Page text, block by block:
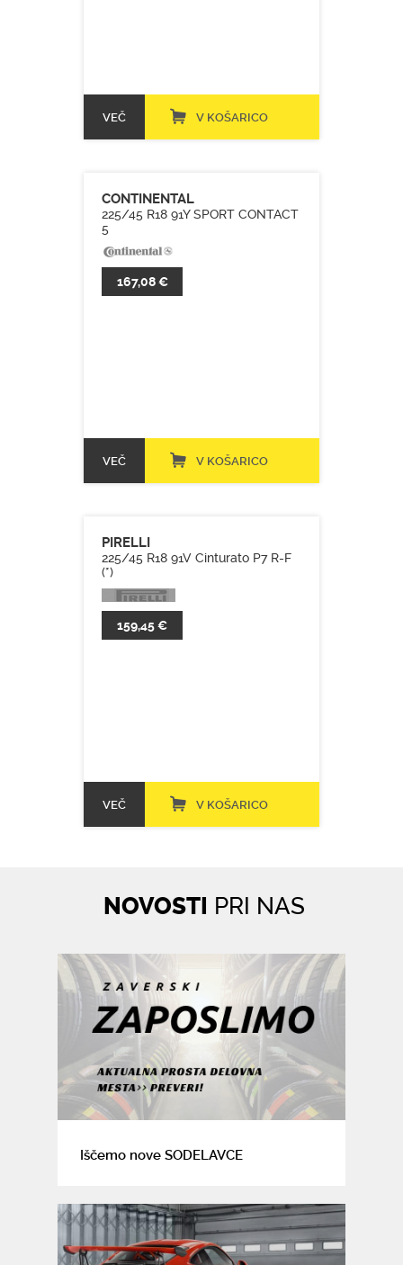
VEČ V KOŠARICO
CONTINENTAL
225/45 R18 91Y SPORT CONTACT
5
167,08 €
VEČ V KOŠARICO
PIRELLI
225/45 R18 91V Cinturato P7 R-F
(*)
159,45 €
VEČ V KOŠARICO
NOVOSTI PRI NAS
Iščemo nove SODELAVCE